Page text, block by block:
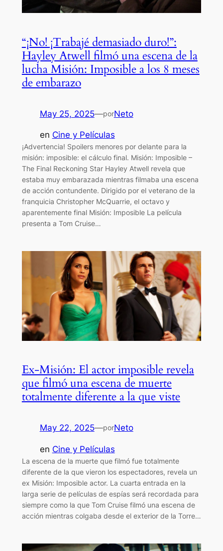
“¡No! ¡Trabajé demasiado duro!”:
Hayley Atwell filmó una escena de la
lucha Misión: Imposible a los 8 meses
de embarazo
May 25, 2025—porNeto
en Cine y Películas
¡Advertencia! Spoilers menores por delante para la
misión: imposible: el cálculo final. Misión: Imposible –
The Final Reckoning Star Hayley Atwell revela que
estaba muy embarazada mientras filmaba una escena
de acción contundente. Dirigido por el veterano de la
franquicia Christopher McQuarrie, el octavo y
aparentemente final Misión: Imposible La película
presenta a Tom Cruise…
Ex-Misión: El actor imposible revela
que filmó una escena de muerte
totalmente diferente a la que viste
May 22, 2025—porNeto
en Cine y Películas
La escena de la muerte que filmó fue totalmente
diferente de la que vieron los espectadores, revela un
ex Misión: Imposible actor. La cuarta entrada en la
larga serie de películas de espías será recordada para
siempre como la que Tom Cruise filmó una escena de
acción mientras colgaba desde el exterior de la Torre…